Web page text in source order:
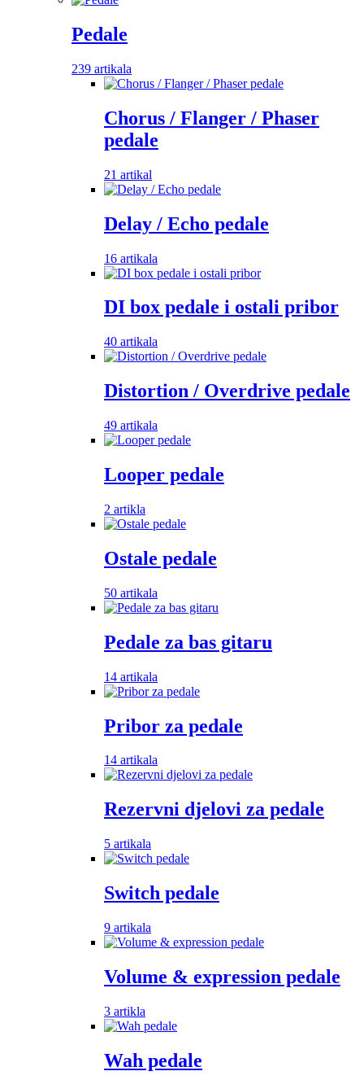
Pedale
239 artikala
Chorus / Flanger / Phaser
pedale
21 artikal
Delay / Echo pedale
16 artikala
DI box pedale i ostali pribor
40 artikala
Distortion / Overdrive pedale
49 artikala
Looper pedale
2 artikla
Ostale pedale
50 artikala
Pedale za bas gitaru
14 artikala
Pribor za pedale
14 artikala
Rezervni djelovi za pedale
5 artikala
Switch pedale
9 artikala
Volume & expression pedale
3 artikla
Wah pedale